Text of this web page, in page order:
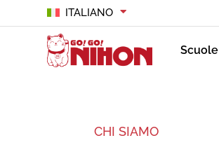
ITALIANO
Scuole
CHI SIAMO